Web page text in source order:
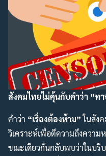
สังคมไทยไม่คุ้นกับคำว่า “ท
คำว่า “เรื่องต้องห้าม”ในสัง
วิเคราะห์เพื่อตีความถึงควา
ขณะเดียวกันกลับพบว่าในบริ